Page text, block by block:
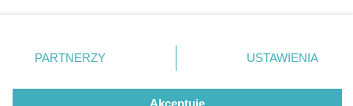
Gliwice
zmienić/wycofać klikając przycisk ustawień prywatności
znajdujący się w lewym dolnym rogu strony
rodzaje przetwarzania danych nie wymagają zgody
użytkownika, ale masz prawo sprzeciwić się takiemu
PARTNERZY USTAWIENIA
Akceptuję